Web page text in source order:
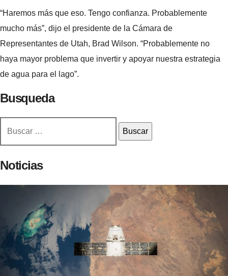
“Haremos más que eso. Tengo confianza. Probablemente
mucho más”, dijo el presidente de la Cámara de
Representantes de Utah, Brad Wilson. “Probablemente no
haya mayor problema que invertir y apoyar nuestra estrategia
de agua para el lago”.
Busqueda
Noticias